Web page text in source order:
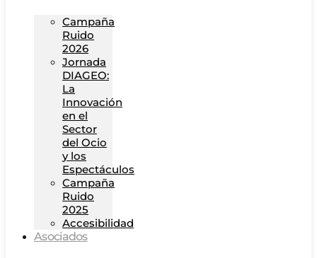
Campaña
Ruido
2026
Jornada
DIAGEO:
La
Innovación
en el
Sector
del Ocio
y los
Espectáculos
Campaña
Ruido
2025
Accesibilidad
Asociados